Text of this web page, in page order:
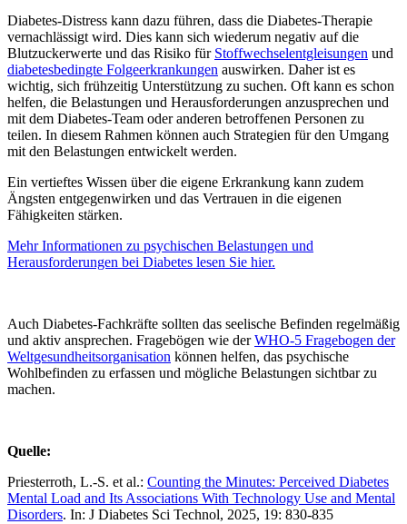
Diabetes-Distress kann dazu führen, dass die Diabetes-Therapie
vernachlässigt wird. Dies kann sich wiederum negativ auf die
Blutzuckerwerte und das Risiko für Stoffwechselentgleisungen und
diabetesbedingte Folgeerkrankungen auswirken. Daher ist es
wichtig, sich frühzeitig Unterstützung zu suchen. Oft kann es schon
helfen, die Belastungen und Herausforderungen anzusprechen und
mit dem Diabetes-Team oder anderen betroffenen Personen zu
teilen. In diesem Rahmen können auch Strategien für den Umgang
mit den Belastungen entwickelt werden.
Ein vertieftes Wissen über die eigene Erkrankung kann zudem
Ängsten entgegenwirken und das Vertrauen in die eigenen
Fähigkeiten stärken.
Mehr Informationen zu psychischen Belastungen und
Herausforderungen bei Diabetes lesen Sie hier.
Auch Diabetes-Fachkräfte sollten das seelische Befinden regelmäßig
und aktiv ansprechen. Fragebögen wie derWHO-5 Fragebogen der
Weltgesundheitsorganisation können helfen, das psychische
Wohlbefinden zu erfassen und mögliche Belastungen sichtbar zu
machen.
Quelle:
Priesterroth, L.-S. et al.: Counting the Minutes: Perceived Diabetes
Mental Load and Its Associations With Technology Use and Mental
Disorders. In: J Diabetes Sci Technol, 2025, 19: 830-835